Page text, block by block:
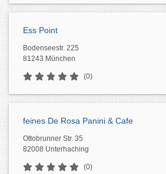
Ess Point
Bodenseestr. 225
81243 München
(0)
feines De Rosa Panini & Cafe
Ottobrunner Str. 35
82008 Unterhaching
(0)